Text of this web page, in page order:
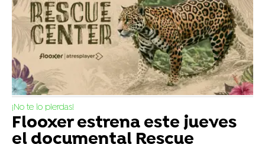
¡No te lo pierdas!
Flooxer estrena este jueves